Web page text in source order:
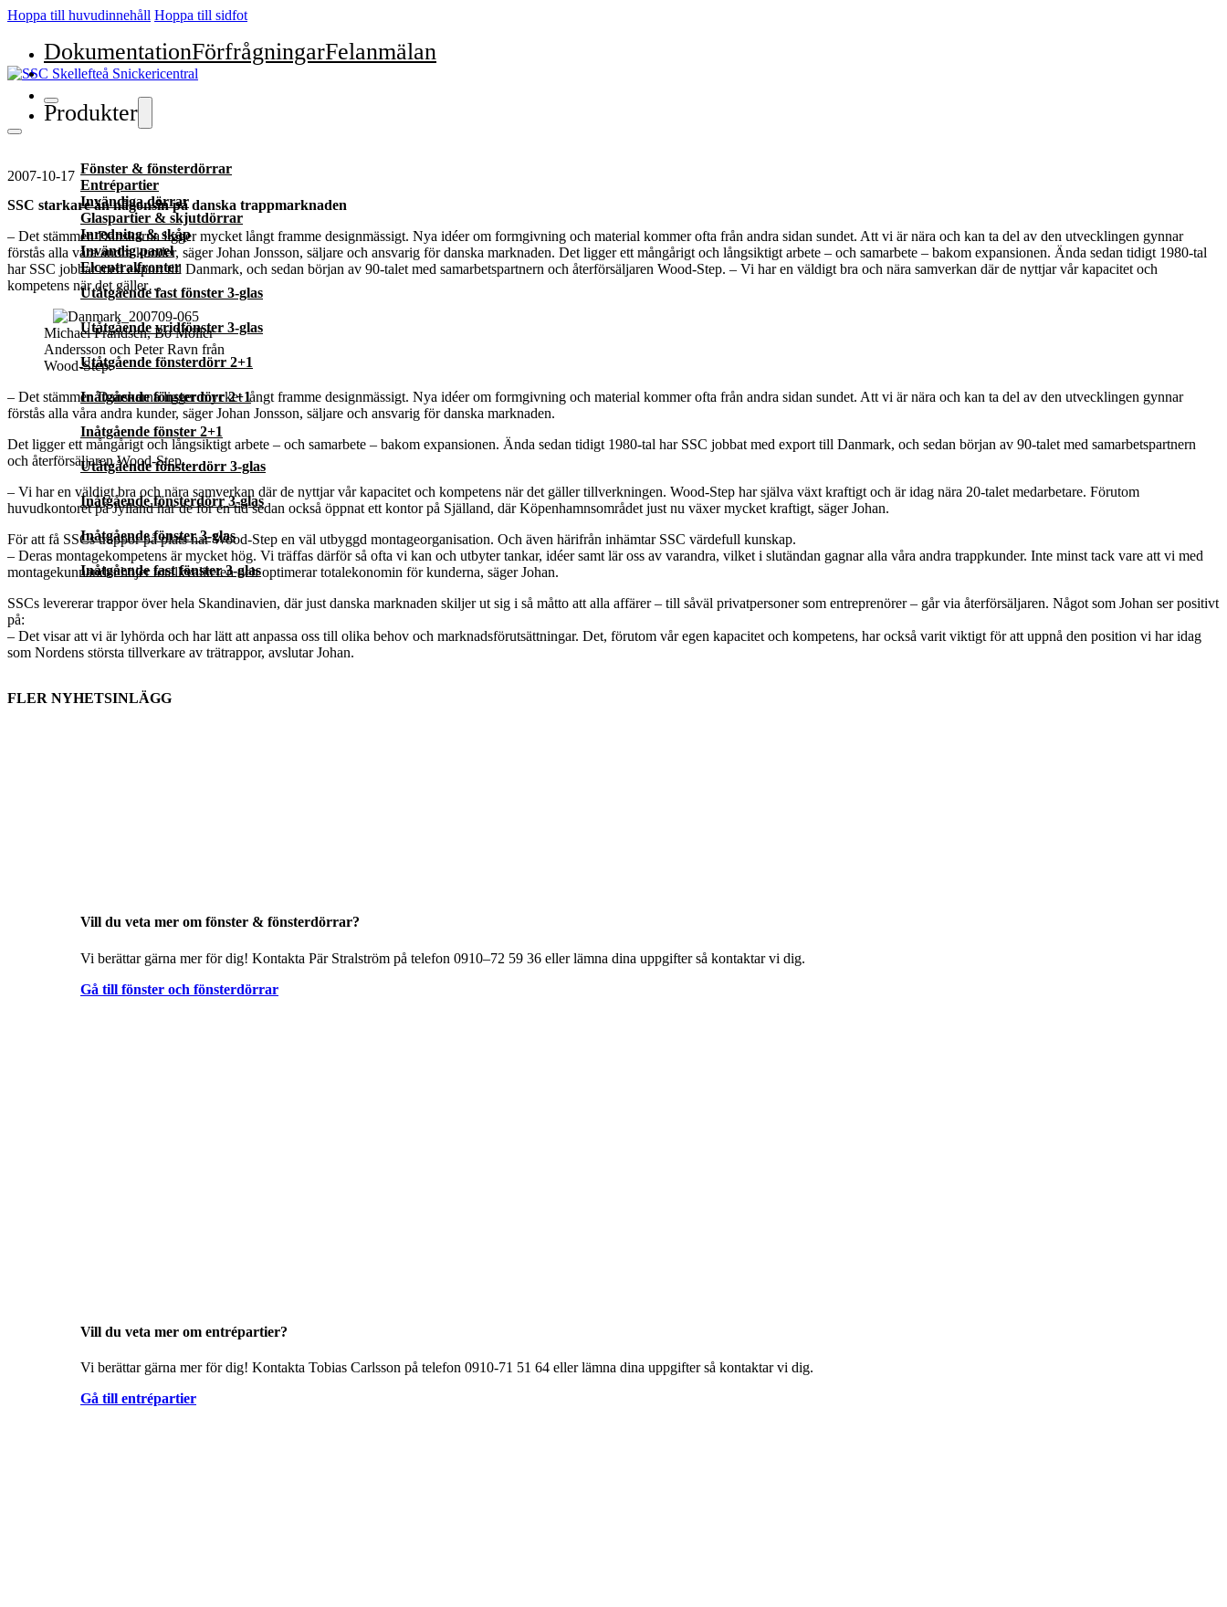
Hoppa till huvudinnehåll Hoppa till sidfot
DokumentationFörfrågningarFelanmälan
Produkter
Fönster & fönsterdörrar
Entrépartier
Invändiga dörrar
Glaspartier & skjutdörrar
Inredning & skåp
Invändig panel
Elcentralfronter
Utåtgående fast fönster 3-glas
Utåtgående vridfönster 3-glas
Utåtgående fönsterdörr 2+1
Inåtgående fönsterdörr 2+1
Inåtgående fönster 2+1
Utåtgående fönsterdörr 3-glas
Inåtgående fönsterdörr 3-glas
Inåtgående fönster 3-glas
Inåtgående fast fönster 3-glas
Vill du veta mer om fönster & fönsterdörrar?
Vi berättar gärna mer för dig! Kontakta Pär Stralström på telefon 0910–72 59 36 eller lämna dina uppgifter så kontaktar vi dig.
Gå till fönster och fönsterdörrar
Vill du veta mer om entrépartier?
Vi berättar gärna mer för dig! Kontakta Tobias Carlsson på telefon 0910-71 51 64 eller lämna dina uppgifter så kontaktar vi dig.
Gå till entrépartier
2007-10-17
SSC starkare än någonsin på danska trappmarknaden
– Det stämmer. Danskarna ligger mycket långt framme designmässigt. Nya idéer om formgivning och material kommer ofta från andra sidan sundet. Att vi är nära och kan ta del av den utvecklingen gynnar
förstås alla våra andra kunder, säger Johan Jonsson, säljare och ansvarig för danska marknaden. Det ligger ett mångårigt och långsiktigt arbete – och samarbete – bakom expansionen. Ända sedan tidigt 1980-tal
har SSC jobbat med export till Danmark, och sedan början av 90-talet med samarbetspartnern och återförsäljaren Wood-Step. – Vi har en väldigt bra och nära samverkan där de nyttjar vår kapacitet och
kompetens när det gäller…
Michael Frandsen, Bo Möller
Andersson och Peter Ravn från
Wood-Step.
– Det stämmer. Danskarna ligger mycket långt framme designmässigt. Nya idéer om formgivning och material kommer ofta från andra sidan sundet. Att vi är nära och kan ta del av den utvecklingen gynnar
förstås alla våra andra kunder, säger Johan Jonsson, säljare och ansvarig för danska marknaden.
Det ligger ett mångårigt och långsiktigt arbete – och samarbete – bakom expansionen. Ända sedan tidigt 1980-tal har SSC jobbat med export till Danmark, och sedan början av 90-talet med samarbetspartnern
och återförsäljaren Wood-Step.
– Vi har en väldigt bra och nära samverkan där de nyttjar vår kapacitet och kompetens när det gäller tillverkningen. Wood-Step har själva växt kraftigt och är idag nära 20-talet medarbetare. Förutom
huvudkontoret på Jylland har de för en tid sedan också öppnat ett kontor på Själland, där Köpenhamnsområdet just nu växer mycket kraftigt, säger Johan.
För att få SSCs trappor på plats har Wood-Step en väl utbyggd montageorganisation. Och även härifrån inhämtar SSC värdefull kunskap.
– Deras montagekompetens är mycket hög. Vi träffas därför så ofta vi kan och utbyter tankar, idéer samt lär oss av varandra, vilket i slutändan gagnar alla våra andra trappkunder. Inte minst tack vare att vi med
montagekunnandet höjer totalkvaliteten och optimerar totalekonomin för kunderna, säger Johan.
SSCs levererar trappor över hela Skandinavien, där just danska marknaden skiljer ut sig i så måtto att alla affärer – till såväl privatpersoner som entreprenörer – går via återförsäljaren. Något som Johan ser positivt
på:
– Det visar att vi är lyhörda och har lätt att anpassa oss till olika behov och marknadsförutsättningar. Det, förutom vår egen kapacitet och kompetens, har också varit viktigt för att uppnå den position vi har idag
som Nordens största tillverkare av trätrappor, avslutar Johan.
FLER NYHETSINLÄGG